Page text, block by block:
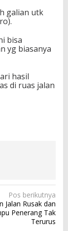
galian utk
bisa
yg biasanya
hasil
di ruas jalan
Pos berikutnya
Jalan Rusak dan
Penerang Tak
Terurus